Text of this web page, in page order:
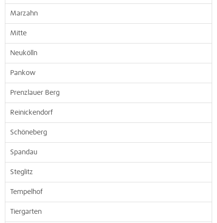
Marzahn
Mitte
Neukölln
Pankow
Prenzlauer Berg
Reinickendorf
Schöneberg
Spandau
Steglitz
Tempelhof
Tiergarten